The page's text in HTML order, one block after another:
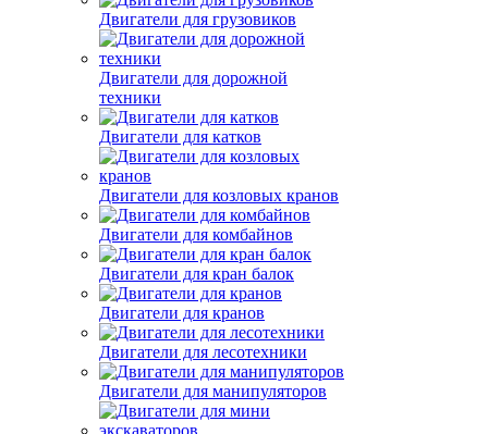
Двигатели для грузовиков
Двигатели для дорожной
техники
Двигатели для катков
Двигатели для козловых кранов
Двигатели для комбайнов
Двигатели для кран балок
Двигатели для кранов
Двигатели для лесотехники
Двигатели для манипуляторов